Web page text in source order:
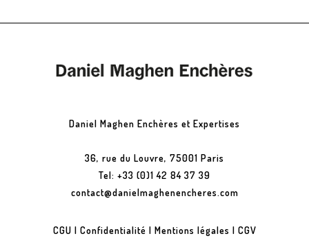
Daniel Maghen Enchères et Expertises
36, rue du Louvre, 75001 Paris
Tel: +33 (0)1 42 84 37 39
contact@danielmaghenencheres.com
CGU | Confidentialité | Mentions légales | CGV